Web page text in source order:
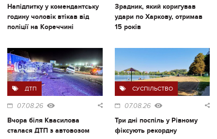
Напідпитку у комендантську
годину чоловік втікав від
поліції на Кореччині
Зрадник, який коригував
удари по Харкову, отримав
15 років
ДТП
07.08.26
Вчора біля Квасилова
сталася ДТП з автовозом
СУСПІЛЬСТВО
07.08.26
Три дні поспіль у Рівному
фіксують рекордну